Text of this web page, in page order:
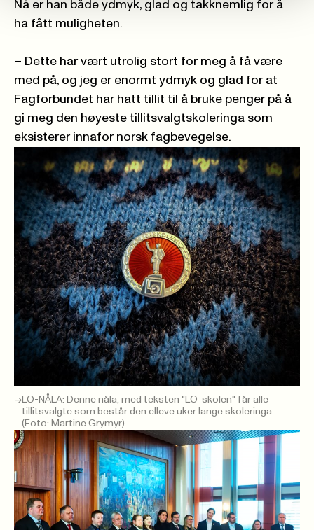
Nå er han både ydmyk, glad og takknemlig for å
ha fått muligheten.
– Dette har vært utrolig stort for meg å få være
med på, og jeg er enormt ydmyk og glad for at
Fagforbundet har hatt tillit til å bruke penger på å
gi meg den høyeste tillitsvalgtskoleringa som
eksisterer innafor norsk fagbevegelse.
LO-NÅLA: Denne nåla, med teksten "LO-skolen" får alle
tillitsvalgte som består den elleve uker lange skoleringa.
(Foto: Martine Grymyr)